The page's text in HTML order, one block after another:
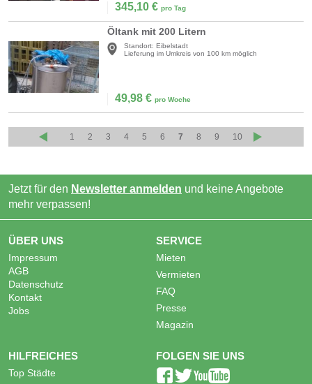
345,10 € pro Tag
Öltank mit 200 Litern
Standort: Eibelstadt
Lieferung im Umkreis von 100 km möglich
49,98 € pro Woche
1 2 3 4 5 6 7 8 9 10
Jetzt für den Newsletter anmelden und keine Angebote
mehr verpassen!
ÜBER UNS
Impressum
AGB
Datenschutz
Kontakt
Jobs
SERVICE
Mieten
Vermieten
FAQ
Presse
Magazin
HILFREICHES
Top Städte
FOLGEN SIE UNS